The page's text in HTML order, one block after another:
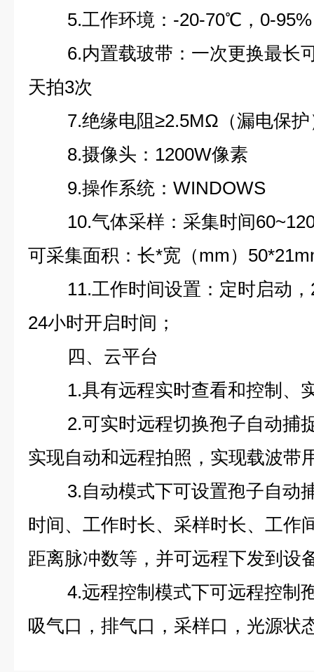
5.工作环境：-20-70℃，0-
6.内置载玻带：一次更换最长
天拍3次
7.绝缘电阻≥2.5MΩ（漏电保护
8.摄像头：1200W像素
9.操作系统：WINDOWS
10.气体采样：采集时间
可采集面积：长*宽（mm）
11.工作时间设置：定时启动
24小时开启时间；
四、云平台
1.具有远程实时查看和控制、
2.可实时远程切换孢子自动捕
实现自动和远程拍照，实现载波带
3.自动模式下可设置孢子自动
时间、工作时长、采样时长、工作
距离脉冲数等，并可远程下发到设
4.远程控制模式下可远程控制
吸气口，排气口，采样口，光源状